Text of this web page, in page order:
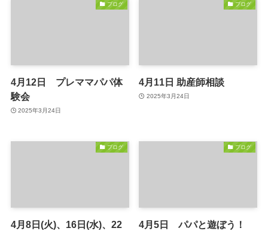
ブログ
4月12日 プレママパパ体
験会
2025年3月24日
ブログ
4月11日 助産師相談
2025年3月24日
ブログ
4月8日(火)、16日(水)、22
ブログ
4月5日 パパと遊ぼう！